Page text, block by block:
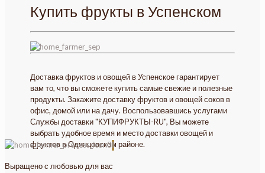
Купить фрукты в Успенском
Доставка фруктов и овощей в Успенское гарантирует
вам то, что вы сможете купить самые свежие и полезные
продукты. Закажите доставку фруктов и овощей соков в
офис, домой или на дачу. Воспользовавшись услугами
Службы доставки "КУПИФРУКТЫ-RU", Вы можете
выбрать удобное время и место доставки овощей и
фруктов в Одинцовском районе.
1
Выращено с любовью для вас